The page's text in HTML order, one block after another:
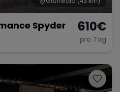
Spyder 610€
pro Tag